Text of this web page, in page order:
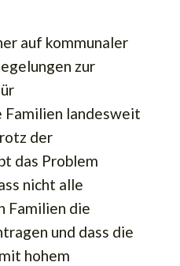
auf kommunaler
zur
Familien landesweit
der
das Problem
nicht alle
Familien die
und dass die
hohem